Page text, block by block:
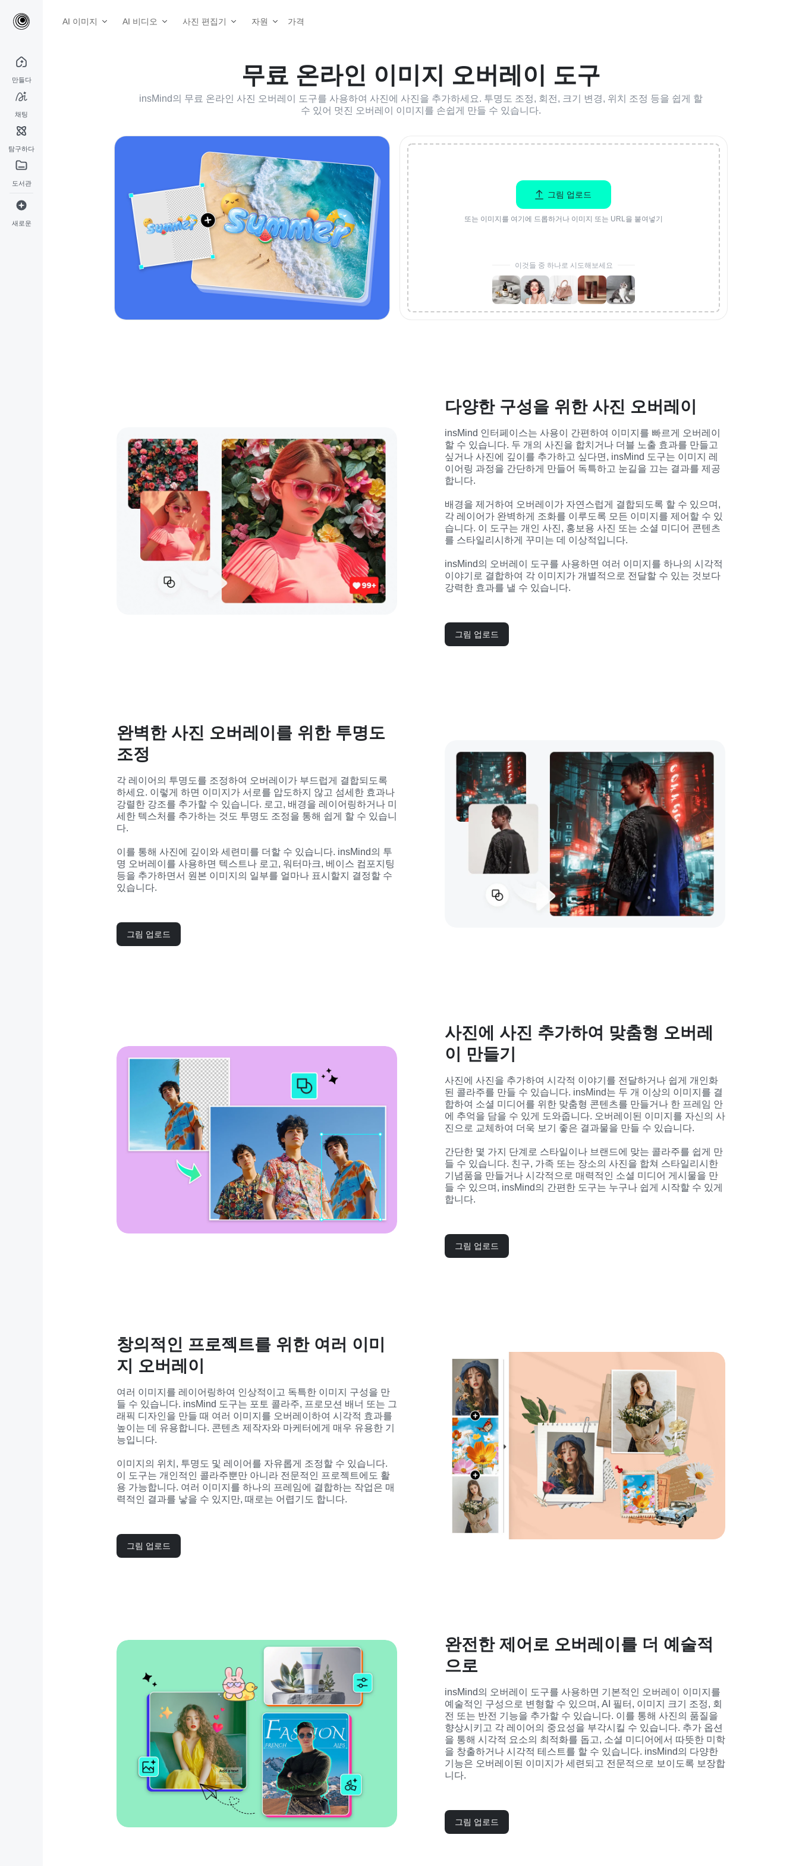
AI 이미지 AI 비디오 사진 편집기 자원 가격
만들다
채팅
탐구하다
도서관
새로운
무료 온라인 이미지 오버레이 도구
insMind의 무료 온라인 사진 오버레이 도구를 사용하여 사진에 사진을 추가하세요. 투명도 조정, 회전, 크기 변경, 위치 조정 등을 쉽게 할
수 있어 멋진 오버레이 이미지를 손쉽게 만들 수 있습니다.
그림 업로드
또는 이미지를 여기에 드롭하거나 이미지 또는 URL을 붙여넣기
이것들 중 하나로 시도해보세요
다양한 구성을 위한 사진 오버레이
insMind 인터페이스는 사용이 간편하여 이미지를 빠르게 오버레이
할 수 있습니다. 두 개의 사진을 합치거나 더블 노출 효과를 만들고
싶거나 사진에 깊이를 추가하고 싶다면, insMind 도구는 이미지 레
이어링 과정을 간단하게 만들어 독특하고 눈길을 끄는 결과를 제공
합니다.
배경을 제거하여 오버레이가 자연스럽게 결합되도록 할 수 있으며,
각 레이어가 완벽하게 조화를 이루도록 모든 이미지를 제어할 수 있
습니다. 이 도구는 개인 사진, 홍보용 사진 또는 소셜 미디어 콘텐츠
를 스타일리시하게 꾸미는 데 이상적입니다.
insMind의 오버레이 도구를 사용하면 여러 이미지를 하나의 시각적
이야기로 결합하여 각 이미지가 개별적으로 전달할 수 있는 것보다
강력한 효과를 낼 수 있습니다.
그림 업로드
완벽한 사진 오버레이를 위한 투명도
조정
각 레이어의 투명도를 조정하여 오버레이가 부드럽게 결합되도록
하세요. 이렇게 하면 이미지가 서로를 압도하지 않고 섬세한 효과나
강렬한 강조를 추가할 수 있습니다. 로고, 배경을 레이어링하거나 미
세한 텍스처를 추가하는 것도 투명도 조정을 통해 쉽게 할 수 있습니
다.
이를 통해 사진에 깊이와 세련미를 더할 수 있습니다. insMind의 투
명 오버레이를 사용하면 텍스트나 로고, 워터마크, 베이스 컴포지팅
등을 추가하면서 원본 이미지의 일부를 얼마나 표시할지 결정할 수
있습니다.
그림 업로드
사진에 사진 추가하여 맞춤형 오버레
이 만들기
사진에 사진을 추가하여 시각적 이야기를 전달하거나 쉽게 개인화
된 콜라주를 만들 수 있습니다. insMind는 두 개 이상의 이미지를 결
합하여 소셜 미디어를 위한 맞춤형 콘텐츠를 만들거나 한 프레임 안
에 추억을 담을 수 있게 도와줍니다. 오버레이된 이미지를 자신의 사
진으로 교체하여 더욱 보기 좋은 결과물을 만들 수 있습니다.
간단한 몇 가지 단계로 스타일이나 브랜드에 맞는 콜라주를 쉽게 만
들 수 있습니다. 친구, 가족 또는 장소의 사진을 합쳐 스타일리시한
기념품을 만들거나 시각적으로 매력적인 소셜 미디어 게시물을 만
들 수 있으며, insMind의 간편한 도구는 누구나 쉽게 시작할 수 있게
합니다.
그림 업로드
창의적인 프로젝트를 위한 여러 이미
지 오버레이
여러 이미지를 레이어링하여 인상적이고 독특한 이미지 구성을 만
들 수 있습니다. insMind 도구는 포토 콜라주, 프로모션 배너 또는 그
래픽 디자인을 만들 때 여러 이미지를 오버레이하여 시각적 효과를
높이는 데 유용합니다. 콘텐츠 제작자와 마케터에게 매우 유용한 기
능입니다.
이미지의 위치, 투명도 및 레이어를 자유롭게 조정할 수 있습니다.
이 도구는 개인적인 콜라주뿐만 아니라 전문적인 프로젝트에도 활
용 가능합니다. 여러 이미지를 하나의 프레임에 결합하는 작업은 매
력적인 결과를 낳을 수 있지만, 때로는 어렵기도 합니다.
그림 업로드
완전한 제어로 오버레이를 더 예술적
으로
insMind의 오버레이 도구를 사용하면 기본적인 오버레이 이미지를
예술적인 구성으로 변형할 수 있으며, AI 필터, 이미지 크기 조정, 회
전 또는 반전 기능을 추가할 수 있습니다. 이를 통해 사진의 품질을
향상시키고 각 레이어의 중요성을 부각시킬 수 있습니다. 추가 옵션
을 통해 시각적 요소의 최적화를 돕고, 소셜 미디어에서 따뜻한 미학
을 창출하거나 시각적 테스트를 할 수 있습니다. insMind의 다양한
기능은 오버레이된 이미지가 세련되고 전문적으로 보이도록 보장합
니다.
그림 업로드